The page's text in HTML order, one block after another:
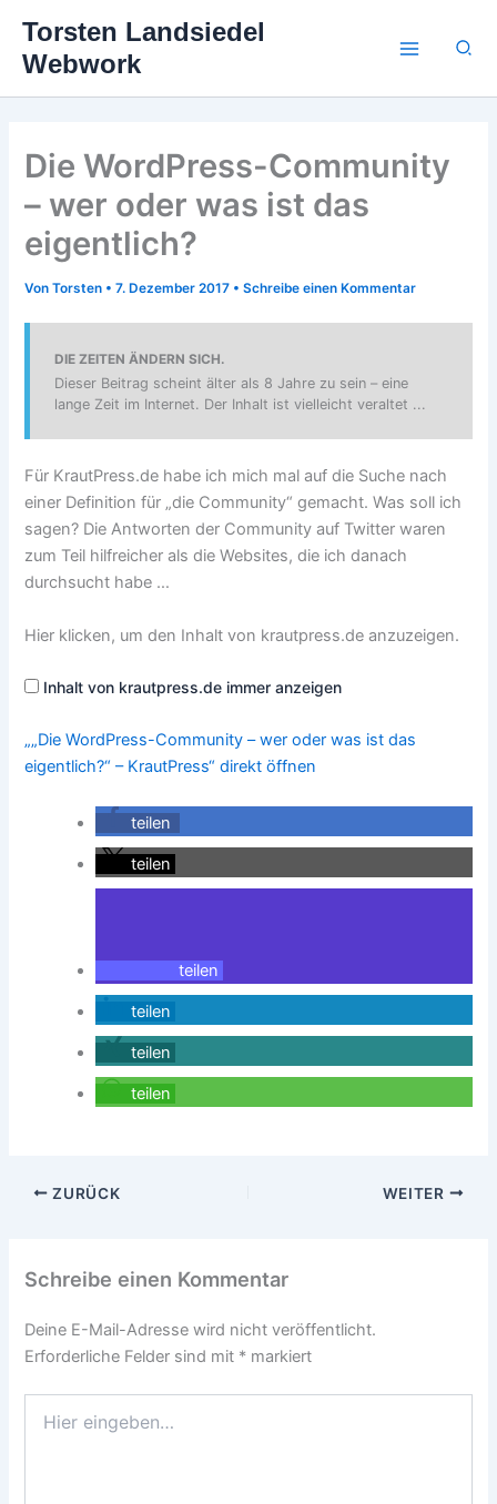
Inhalt
springen
Torsten Landsiedel
Webwork
Die WordPress-Community
– wer oder was ist das
eigentlich?
VonTorsten •7. Dezember 2017 •Schreibe einen Kommentar
DIE ZEITEN ÄNDERN SICH.
Dieser Beitrag scheint älter als 8 Jahre zu sein – eine
lange Zeit im Internet. Der Inhalt ist vielleicht veraltet ...
Für KrautPress.de habe ich mich mal auf die Suche nach
einer Definition für „die Community“ gemacht. Was soll ich
sagen? Die Antworten der Community auf Twitter waren
zum Teil hilfreicher als die Websites, die ich danach
durchsucht habe …
„„Die
WordPress-
–
wer
ist
das
eigentlich?“
krautpress.de
anzeigen
Hier klicken, um den Inhalt von krautpress.de anzuzeigen.
Inhalt von krautpress.de immer anzeigen
„„Die WordPress-Community – wer oder was ist das
eigentlich?“ – KrautPress“ direkt öffnen
teilen
teilen
teilen
teilen
teilen
teilen
ZURÜCK WEITER
Schreibe einen Kommentar
Deine E-Mail-Adresse wird nicht veröffentlicht.
Erforderliche Felder sind mit * markiert
eingeben…